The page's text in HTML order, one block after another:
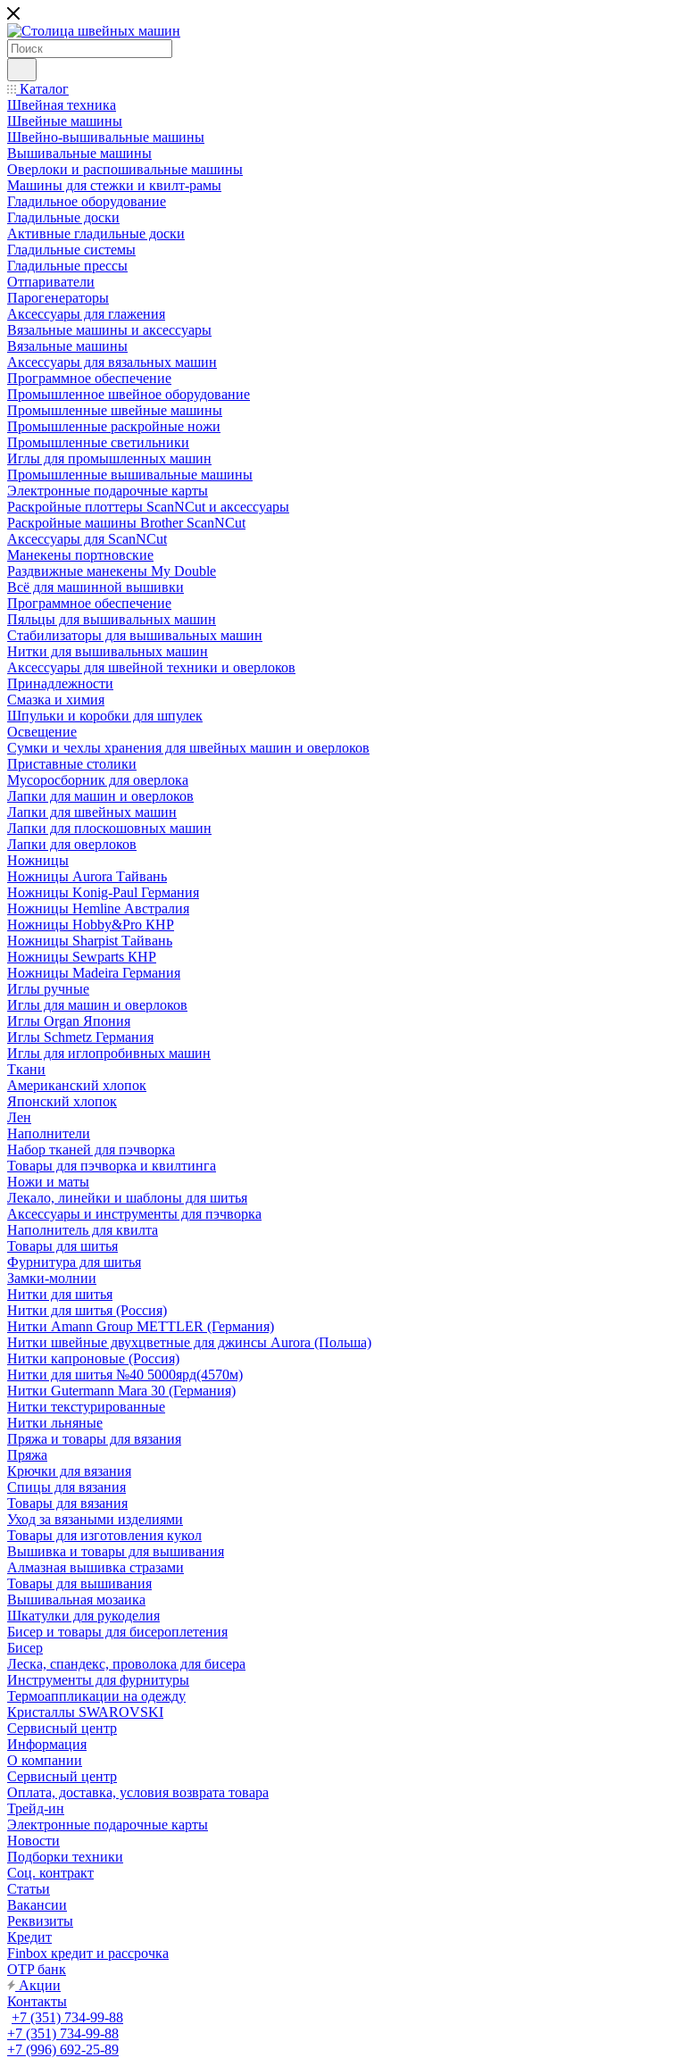
Каталог
Швейная техника
Швейные машины
Швейно-вышивальные машины
Вышивальные машины
Оверлоки и распошивальные машины
Машины для стежки и квилт-рамы
Гладильное оборудование
Гладильные доски
Активные гладильные доски
Гладильные системы
Гладильные прессы
Отпариватели
Парогенераторы
Аксессуары для глажения
Вязальные машины и аксессуары
Вязальные машины
Аксессуары для вязальных машин
Программное обеспечение
Промышленное швейное оборудование
Промышленные швейные машины
Промышленные раскройные ножи
Промышленные светильники
Иглы для промышленных машин
Промышленные вышивальные машины
Электронные подарочные карты
Раскройные плоттеры ScanNCut и аксессуары
Раскройные машины Brother ScanNCut
Аксессуары для ScanNCut
Манекены портновские
Раздвижные манекены My Double
Всё для машинной вышивки
Программное обеспечение
Пяльцы для вышивальных машин
Стабилизаторы для вышивальных машин
Нитки для вышивальных машин
Аксессуары для швейной техники и оверлоков
Принадлежности
Смазка и химия
Шпульки и коробки для шпулек
Освещение
Сумки и чехлы хранения для швейных машин и оверлоков
Приставные столики
Мусоросборник для оверлока
Лапки для машин и оверлоков
Лапки для швейных машин
Лапки для плоскошовных машин
Лапки для оверлоков
Ножницы
Ножницы Aurora Тайвань
Ножницы Konig-Paul Германия
Ножницы Hemline Австралия
Ножницы Hobby&Pro КНР
Ножницы Sharpist Тайвань
Ножницы Sewparts КНР
Ножницы Madeira Германия
Иглы ручные
Иглы для машин и оверлоков
Иглы Organ Япония
Иглы Schmetz Германия
Иглы для иглопробивных машин
Ткани
Американский хлопок
Японский хлопок
Лен
Наполнители
Набор тканей для пэчворка
Товары для пэчворка и квилтинга
Ножи и маты
Лекало, линейки и шаблоны для шитья
Аксессуары и инструменты для пэчворка
Наполнитель для квилта
Товары для шитья
Фурнитура для шитья
Замки-молнии
Нитки для шитья
Нитки для шитья (Россия)
Нитки Amann Group METTLER (Германия)
Нитки швейные двухцветные для джинсы Aurora (Польша)
Нитки капроновые (Россия)
Нитки для шитья №40 5000ярд(4570м)
Нитки Gutermann Mara 30 (Германия)
Нитки текстурированные
Нитки льняные
Пряжа и товары для вязания
Пряжа
Крючки для вязания
Спицы для вязания
Товары для вязания
Уход за вязаными изделиями
Товары для изготовления кукол
Вышивка и товары для вышивания
Алмазная вышивка стразами
Товары для вышивания
Вышивальная мозаика
Шкатулки для рукоделия
Бисер и товары для бисероплетения
Бисер
Леска, спандекс, проволока для бисера
Инструменты для фурнитуры
Термоаппликации на одежду
Кристаллы SWAROVSKI
Сервисный центр
Информация
О компании
Сервисный центр
Оплата, доставка, условия возврата товара
Трейд-ин
Электронные подарочные карты
Новости
Подборки техники
Соц. контракт
Статьи
Вакансии
Реквизиты
Кредит
Finbox кредит и рассрочка
OTP банк
Акции
Контакты
+7 (351) 734-99-88
+7 (351) 734-99-88
+7 (996) 692-25-89